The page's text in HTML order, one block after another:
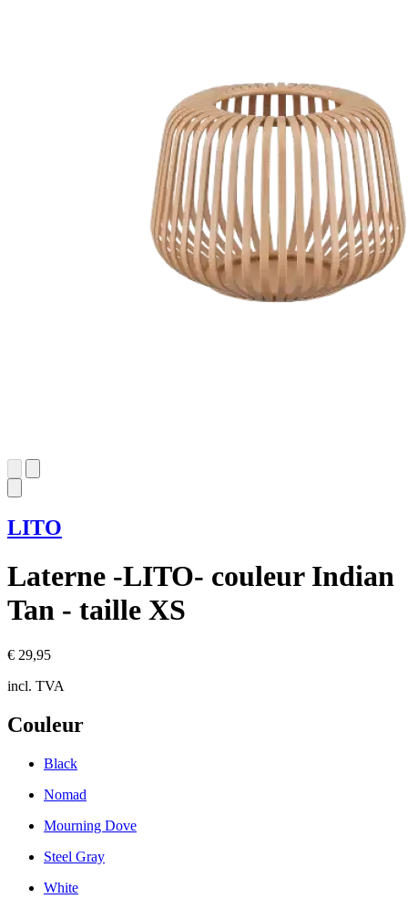
LITO
Laterne -LITO- couleur Indian
Tan - taille XS
€ 29,95
incl. TVA
Couleur
Black
Nomad
Mourning Dove
Steel Gray
White